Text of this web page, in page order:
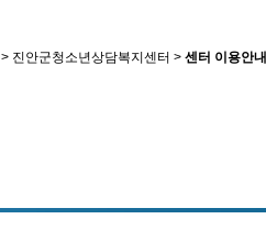
> 진안군청소년상담복지센터 > 센터 이용안내